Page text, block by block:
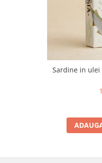
Sardine in